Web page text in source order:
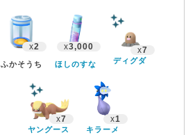
x2
ふかそうち
x3,000
ほしのすな
x7
ディグダ
x7
ヤングース
x1
キラーメ